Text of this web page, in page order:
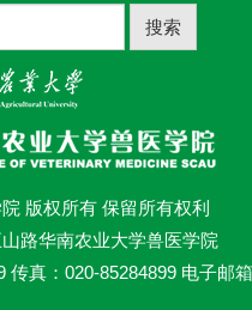
搜索
版权所有 保留所有权利
路华南农业大学兽医学院
传真：020-85284899 电子